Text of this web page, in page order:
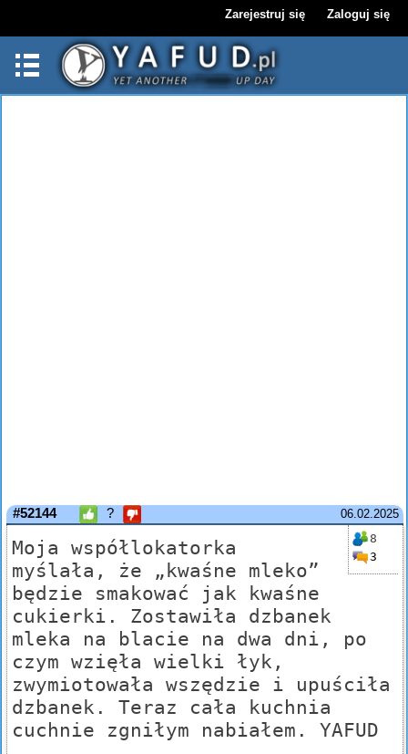
Zarejestruj się Zaloguj się
06.02.2025
#52144 ?
8
3
Moja współlokatorka
myślała, że „kwaśne mleko”
będzie smakować jak kwaśne
cukierki. Zostawiła dzbanek
mleka na blacie na dwa dni, po
czym wzięła wielki łyk,
zwymiotowała wszędzie i upuściła
dzbanek. Teraz cała kuchnia
cuchnie zgniłym nabiałem. YAFUD